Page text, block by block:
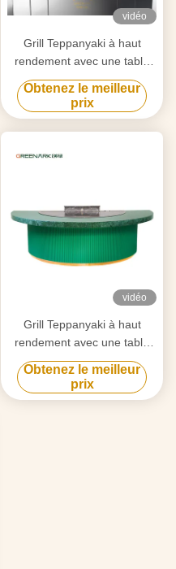
vidéo
Grill Teppanyaki à haut
rendement avec une table
de 20 mm en acier allié de
qualité alimentaire et un
chauffage intelligent
Obtenez le meilleur
prix
vidéo
Grill Teppanyaki à haut
rendement avec une table
de 20 mm en acier allié de
qualité alimentaire et un
chauffage intelligent
Obtenez le meilleur
prix